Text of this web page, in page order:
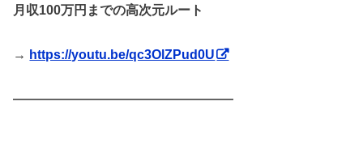
月収100万円までの高次元ルート
→ https://youtu.be/qc3OlZPud0U
—————————————————